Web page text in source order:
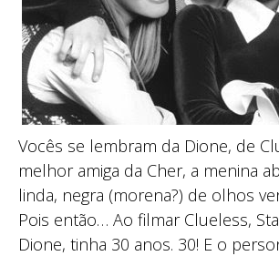
Vocês se lembram da Dione, de
melhor amiga da Cher, a menina
linda, negra (morena?) de olhos
Pois então… Ao filmar Clueless,
Dione, tinha 30 anos. 30! E o